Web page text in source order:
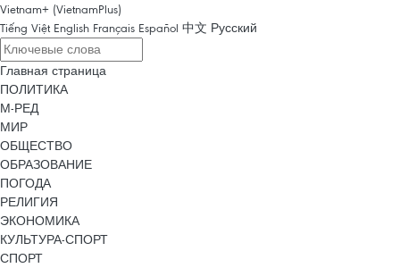
Vietnam+ (VietnamPlus)
Tiếng Việt English Français Español 中文 Русский
Главная страница
ПОЛИТИКА
М-РЕД
МИР
ОБЩЕСТВО
ОБРАЗОВАНИЕ
ПОГОДА
РЕЛИГИЯ
ЭКОНОМИКА
КУЛЬТУРА-СПОРТ
СПОРТ